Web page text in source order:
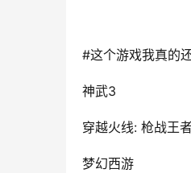
#这个游戏我真的
神武3
穿越火线: 枪战王
梦幻西游